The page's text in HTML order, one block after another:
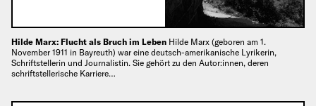
Hilde Marx: Flucht als Bruch im Leben Hilde Marx (geboren am 1.
November 1911 in Bayreuth) war eine deutsch-amerikanische Lyrikerin,
Schriftstellerin und Journalistin. Sie gehört zu den Autor:innen, deren
schriftstellerische Karriere…